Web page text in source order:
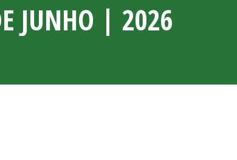
JUNHO | 2026